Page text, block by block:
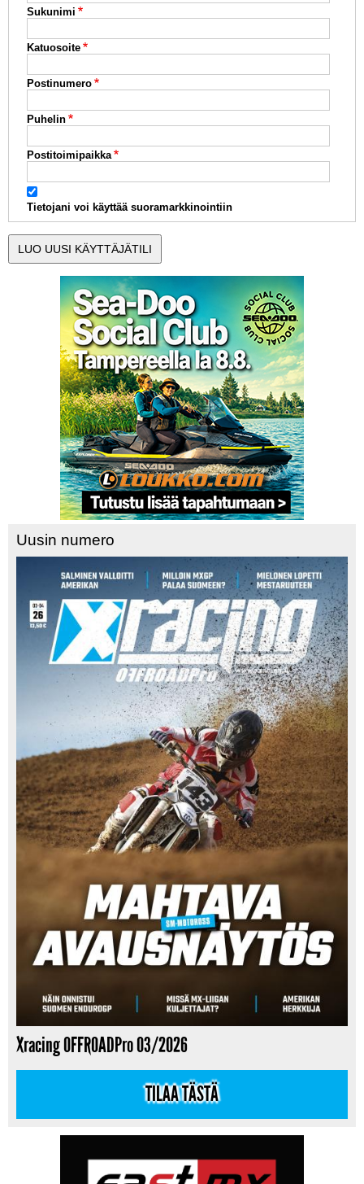
Sukunimi
Katuosoite
Postinumero
Puhelin
Postitoimipaikka
Tietojani voi käyttää suoramarkkinointiin
Uusin numero
Xracing OFFROADPro 03/2026
TILAA TÄSTÄ